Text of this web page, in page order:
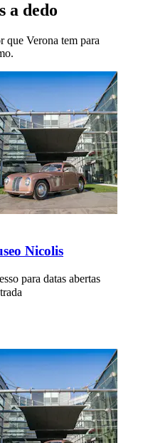
a dedo
Verona tem para
Nicolis
para datas abertas